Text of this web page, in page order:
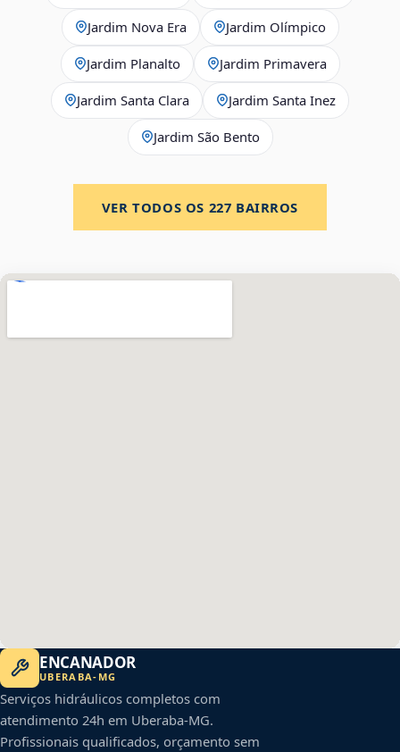
Jardim Nova Era Jardim Olímpico
Jardim Planalto Jardim Primavera
Jardim Santa Clara Jardim Santa Inez
Jardim São Bento
VER TODOS OS 227 BAIRROS
ENCANADOR
UBERABA- MG
Serviços hidráulicos completos com
atendimento 24h em Uberaba-MG.
Profissionais qualificados, orçamento sem